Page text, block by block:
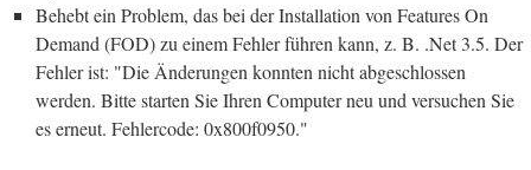
Behebt ein Problem, das bei der Installation von Features On
Demand (FOD) zu einem Fehler führen kann, z. B. .Net 3.5. Der
Fehler ist: "Die Änderungen konnten nicht abgeschlossen
werden. Bitte starten Sie Ihren Computer neu und versuchen Sie
es erneut. Fehlercode: 0x800f0950."